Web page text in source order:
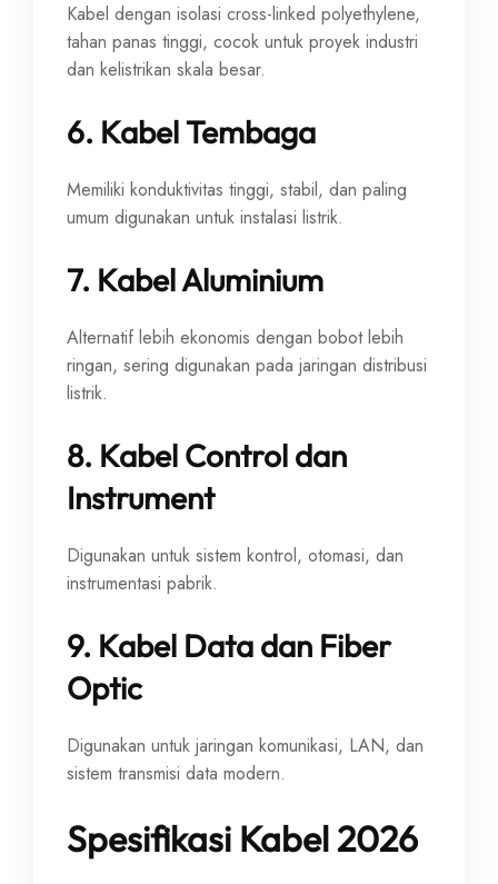
Kabel dengan isolasi cross-linked polyethylene,
tahan panas tinggi, cocok untuk proyek industri
dan kelistrikan skala besar.
6. Kabel Tembaga
Memiliki konduktivitas tinggi, stabil, dan paling
umum digunakan untuk instalasi listrik.
7. Kabel Aluminium
Alternatif lebih ekonomis dengan bobot lebih
ringan, sering digunakan pada jaringan distribusi
listrik.
8. Kabel Control dan
Instrument
Digunakan untuk sistem kontrol, otomasi, dan
instrumentasi pabrik.
9. Kabel Data dan Fiber
Optic
Digunakan untuk jaringan komunikasi, LAN, dan
sistem transmisi data modern.
Spesifikasi Kabel 2026